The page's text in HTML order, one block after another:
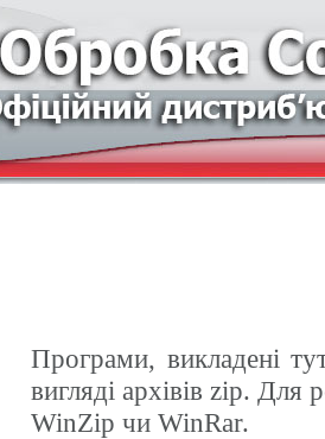
Програми, викладені
вигляді архівів zip. Для
WinZip чи WinRar.